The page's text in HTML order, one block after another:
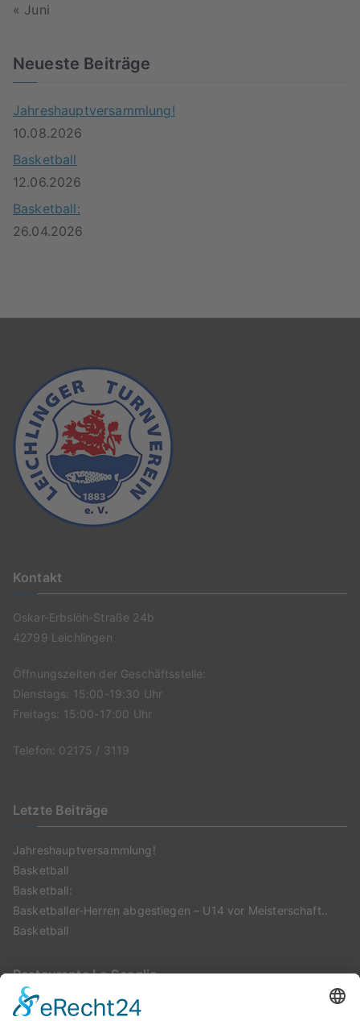
« Juni
Neueste Beiträge
Jahreshauptversammlung!
10.08.2026
Basketball
12.06.2026
Basketball:
26.04.2026
Kontakt
Oskar-Erbslöh-Straße 24b
42799 Leichlingen
Öffnungszeiten der Geschäftsstelle:
Dienstags: 15:00-19:30 Uhr
Freitags: 15:00-17:00 Uhr
Telefon: 02175 / 3119
Letzte Beiträge
Jahreshauptversammlung!
Basketball
Basketball:
Basketballer-Herren abgestiegen – U14 vor Meisterschaft..
Basketball
Restaurante Lo Scoglio
Montags: geschlossen